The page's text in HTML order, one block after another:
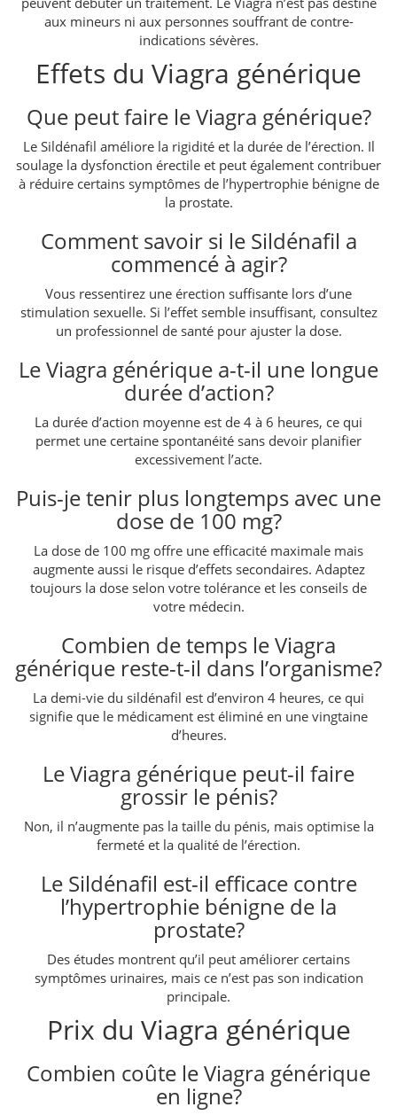
aux mineurs ni aux personnes souffrant de contre-
indications sévères.
Effets du Viagra générique
Que peut faire le Viagra générique?
Le Sildénafil améliore la rigidité et la durée de l’érection. Il
soulage la dysfonction érectile et peut également contribuer
à réduire certains symptômes de l’hypertrophie bénigne de
la prostate.
Comment savoir si le Sildénafil a
commencé à agir?
Vous ressentirez une érection suffisante lors d’une
stimulation sexuelle. Si l’effet semble insuffisant, consultez
un professionnel de santé pour ajuster la dose.
Le Viagra générique a-t-il une longue
durée d’action?
La durée d’action moyenne est de 4 à 6 heures, ce qui
permet une certaine spontanéité sans devoir planifier
excessivement l’acte.
Puis-je tenir plus longtemps avec une
dose de 100 mg?
La dose de 100 mg offre une efficacité maximale mais
augmente aussi le risque d’effets secondaires. Adaptez
toujours la dose selon votre tolérance et les conseils de
votre médecin.
Combien de temps le Viagra
générique reste-t-il dans l’organisme?
La demi-vie du sildénafil est d’environ 4 heures, ce qui
signifie que le médicament est éliminé en une vingtaine
d’heures.
Le Viagra générique peut-il faire
grossir le pénis?
Non, il n’augmente pas la taille du pénis, mais optimise la
fermeté et la qualité de l’érection.
Le Sildénafil est-il efficace contre
l’hypertrophie bénigne de la
prostate?
Des études montrent qu’il peut améliorer certains
symptômes urinaires, mais ce n’est pas son indication
principale.
Prix du Viagra générique
Combien coûte le Viagra générique
en ligne?